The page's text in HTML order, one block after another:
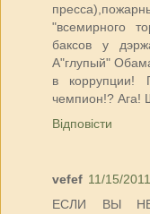
"всемирного
баксов у
А"глупый"
в
чемпион!? Ага!
Відповісти
vefef 11/15/2011
ЕСЛИ ВЫ НЕ